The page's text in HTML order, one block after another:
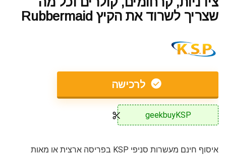
שצריך לשרוד את הקיץ Rubbermaid
לרכישה
geekbuyKSP
איסוף חינם מעשרות סניפי KSP בפריסה ארצית או מאות